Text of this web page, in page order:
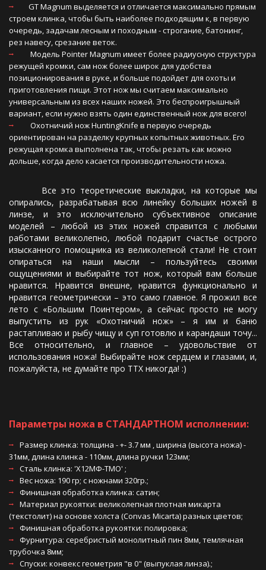
     GT Magnum выделяется и отличается максимально прямым
строем клинка, чтобы быть наиболее подходящим к, в первую
очередь, задачам лесным и походным - строгание, батонинг,
рез навесу, срезание веток.
      Модель Pointer Magnum имеет более радиусную структура
режущей кромки, сам нож более широк для удобства
позиционирования в руке, и больше подойдет для охоты и
приготовления пищи. Этот нож мы считаем максимально
универсальным из всех наших ножей. Это беспроигрышный
вариант, если нужно взять один единственный нож для всего!
      Охотничий нож HuntingKnife в первую очередь
ориентирован на разделку крупных копытных животных. Его
режущая кромка выполнена так, чтобы резать как можно
дольше, когда дело касается производительности ножа.
Все это теоретические выкладки, на которые мы
опирались, разрабатывая всю линейку больших ножей в
линзе, и это исключительно субъективное описание
моделей – любой из этих ножей справится с любыми
работами великолепно, любой подарит счастье острого
изысканного помощника из великолепной стали! Не стоит
опираться на наши мысли – пользуйтесь своими
ощущениями и выбирайте тот нож, который вам больше
нравится. Нравится внешне, нравится функционально и
нравится геометрически – это само главное. Я прожил все
лето с «Большим Поинтером», а сейчас просто не могу
выпустить из рук «Охотничий нож» – я им и баню
растапливаю и рыбу чищу и суп готовлю и карандаши точу...
Все относительно, и главное – удовольствие от
использования ножа! Выбирайте нож сердцем и глазами, и,
пожалуйста, не думайте про ТТХ никогда! :)
Параметры ножа в СТАНДАРТНОМ исполнении:
Размер клинка: толщина - +- 3.7 мм , ширина (высота ножа) -
31мм, длина клинка - 110мм, длина ручки 123мм;
Сталь клинка: 'Х12МФ-ТМО' ;
Вес ножа: 190 гр; с ножнами 320гр.;
Финишная обработка клинка: сатин;
Материал рукоятки: великолепная плотная микарта
(текстолит) на основе холста (Convas Miсarta) разных цветов;
Финишная обработка рукоятки: полировка;
Фурнитура: серебристый монолитный пин 8мм, темлячная
трубочка 8мм;
Спуски: конвекс геометрия "в 0" (выпуклая линза).;